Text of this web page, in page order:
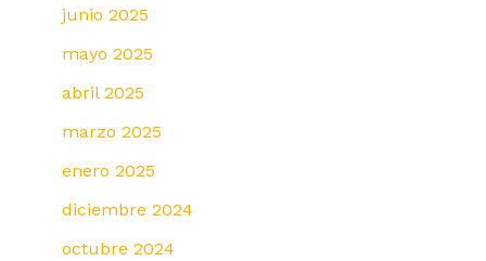
junio 2025
mayo 2025
abril 2025
marzo 2025
enero 2025
diciembre 2024
octubre 2024